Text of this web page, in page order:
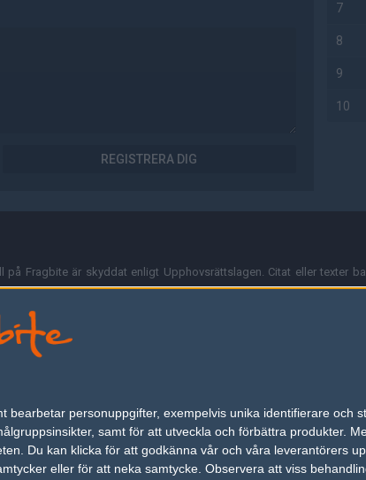
personuppgifter, exempelvis unika identifierare och
samt för att utveckla och förbättra produkter.
Du kan klicka för att godkänna vår och våra leverantörers
eller för att neka samtycke. Observera att viss
REGISTRERA DIG
7
8
9
10
på Fragbite är skyddat enligt Upphovsrättslagen. Citat eller texter
representerar varje enskild skribent och överensstämmer inte
Fredric Bohlin. För frågor rörande sajten kan du skicka iväg ett email till
spara användarspecifik information så som t.ex.
För att slippa cookies kan du stänga av cookies i din
finns här på grund av lagen om elektronisk kommunikation som